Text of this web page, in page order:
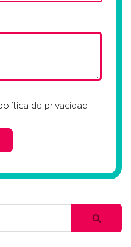
de privacidad